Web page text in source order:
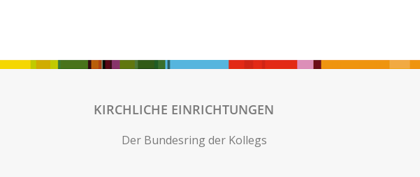
KIRCHLICHE EINRICHTUNGEN
Der Bundesring der Kollegs